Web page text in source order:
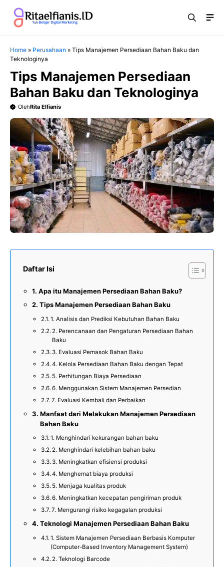
Langsung
Home » Perusahaan » Tips Manajemen Persediaan Bahan Baku dan
Teknologinya
Tips Manajemen Persediaan
Bahan Baku dan Teknologinya
OlehRita Elfianis
Daftar Isi
Apa itu Manajemen Persediaan Bahan Baku?
Tips Manajemen Persediaan Bahan Baku
1. Analisis dan Prediksi Kebutuhan Bahan Baku
2. Perencanaan dan Pengaturan Persediaan Bahan
Baku
3. Evaluasi Pemasok Bahan Baku
4. Kelola Persediaan Bahan Baku dengan Tepat
5. Perhitungan Biaya Persediaan
6. Menggunakan Sistem Manajemen Persedian
7. Evaluasi Kembali dan Perbaikan
Manfaat dari Melakukan Manajemen Persediaan
Bahan Baku
1. Menghindari kekurangan bahan baku
2. Menghindari kelebihan bahan baku
3. Meningkatkan efisiensi produksi
4. Menghemat biaya produksi
5. Menjaga kualitas produk
6. Meningkatkan kecepatan pengiriman produk
7. Mengurangi risiko kegagalan produksi
Teknologi Manajemen Persediaan Bahan Baku
1. Sistem Manajemen Persediaan Berbasis Komputer
(Computer-Based Inventory Management System)
2. Teknologi Barcode